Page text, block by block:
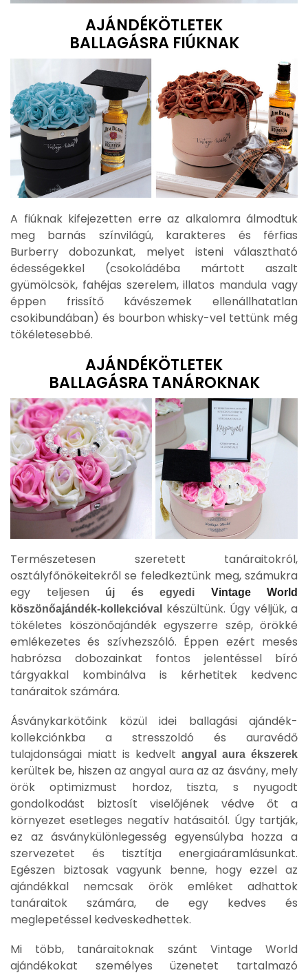
AJÁNDÉKÖTLETEK
BALLAGÁSRA FIÚKNAK
A fiúknak kifejezetten erre az alkalomra álmodtuk
meg barnás színvilágú, karakteres és férfias
Burberry dobozunkat, melyet isteni választható
édességekkel (csokoládéba mártott aszalt
gyümölcsök, fahéjas szerelem, illatos mandula vagy
éppen frissítő kávészemek ellenállhatatlan
csokibundában) és bourbon whisky-vel tettünk még
tökéletesebbé.
AJÁNDÉKÖTLETEK
BALLAGÁSRATANÁROKNAK
Természetesen szeretett tanáraitokról,
osztályfőnökeitekről se feledkeztünk meg, számukra
egy teljesen
új és egyedi Vintage World
köszönőajándék-kollekcióval
készültünk. Úgy véljük, a
tökéletes köszönőajándék egyszerre szép, örökké
emlékezetes és szívhezszóló. Éppen ezért mesés
habrózsa dobozainkat fontos jelentéssel bíró
tárgyakkal kombinálva is kérhetitek kedvenc
tanáraitok számára.
Ásványkarkötőink közül idei ballagási ajándék-
kollekciónkba a stresszoldó és auravédő
tulajdonságai miatt is kedvelt angyal aura ékszerek
kerültek be, hiszen az angyal aura az az ásvány, mely
örök optimizmust hordoz, tiszta, s nyugodt
gondolkodást biztosít viselőjének védve őt a
környezet esetleges negatív hatásaitól. Úgy tartják,
ez az ásványkülönlegesség egyensúlyba hozza a
szervezetet és tisztítja energiaáramlásunkat.
Egészen biztosak vagyunk benne, hogy ezzel az
ajándékkal nemcsak örök emléket adhattok
tanáraitok számára, de egy kedves és
meglepetéssel kedveskedhettek.
Mi több, tanáraitoknak szánt Vintage World
ajándékokat személyes üzenetet tartalmazó